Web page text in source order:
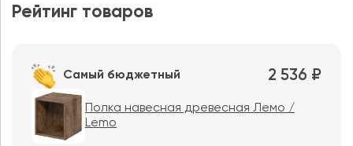
Рейтинг товаров
Самый бюджетный 2 536 ₽
Полка навесная древесная Лемо /
Lemo